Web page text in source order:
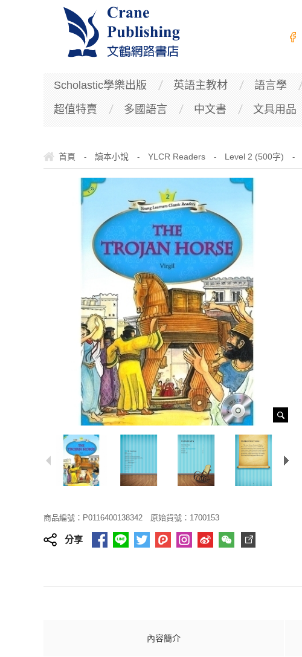
Scholastic學樂出版 英語主教材 語言學
超值特賣
多國語言 中文書 文具用品
首頁 - 讀本小說 - YLCR Readers - Level 2 (500字) -
商品編號：P0116400138342 原始貨號：1700153
分享
內容簡介